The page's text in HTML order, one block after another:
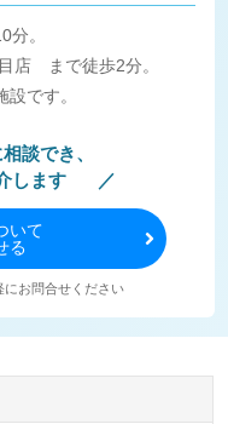
。
店 まで徒歩2分。
です。
談でき、
します
いて
る
にお問合せください